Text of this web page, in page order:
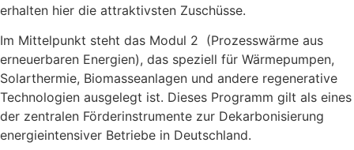
erhalten hier die attraktivsten Zuschüsse.
Im Mittelpunkt steht das Modul 2 (Prozesswärme aus
erneuerbaren Energien), das speziell für Wärmepumpen,
Solarthermie, Biomasseanlagen und andere regenerative
Technologien ausgelegt ist. Dieses Programm gilt als eines
der zentralen Förderinstrumente zur Dekarbonisierung
energieintensiver Betriebe in Deutschland.